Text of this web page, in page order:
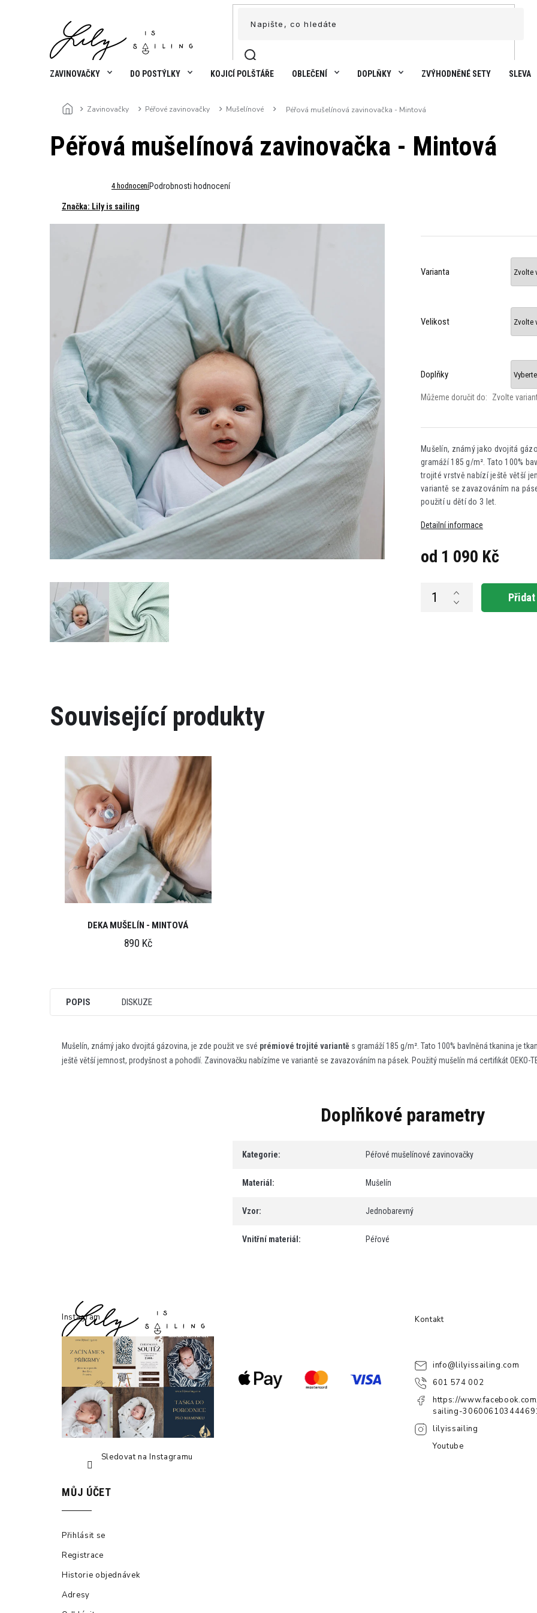
ZAVINOVAČKY DO POSTÝLKY KOJICÍ POLŠTÁŘE OBLEČENÍ DOPLŇKY ZVÝHODNĚNÉ SETY SLEVA
Domů Zavinovačky Péřové zavinovačky Mušelínové Péřová mušelínová zavinovačka - Mintová
Péřová mušelínová zavinovačka - Mintová
produktu
hvězdiček.
4 hodnoceníPodrobnosti hodnocení
Značka: Lily is sailing
od 1 090 Kč
Varianta
Velikost
Doplňky
Můžeme doručit do: Zvolte
Mušelín, známý jako dvojitá
gramáží 185 g/m². Tato 100%
trojité vrstvě nabízí ještě větší
variantě se zavazováním na
použití u dětí do 3 let.
Detailní informace
Související produkty
DEKA MUŠELÍN - MINTOVÁ
890 Kč
POPIS DISKUZE
Mušelín, známý jako dvojitá gázovina, je zde použit ve své prémiové trojité variantě s gramáží 185 g/m². Tato 100% bavlněná tkanina je
ještě větší jemnost, prodyšnost a pohodlí. Zavinovačku nabízíme ve variantě se zavazováním na pásek. Použitý mušelín má certifikát OEKO-
Doplňkové parametry
Kategorie: Péřové mušelínové zavinovačky
Materiál: Mušelín
Vzor: Jednobarevný
Vnitřní materiál: Péřové
Instagram
Sledovat na Instagramu
Kontakt
info@lilyissailing.com
601 574 002
https://
sailing-
lilyissailing
Youtube
MŮJ ÚČET
Přihlásit se
Registrace
Historie objednávek
Adresy